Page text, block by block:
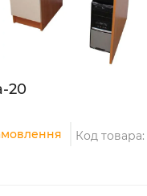
20
Код товара: